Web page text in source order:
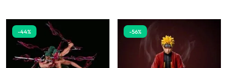
-44% -56%